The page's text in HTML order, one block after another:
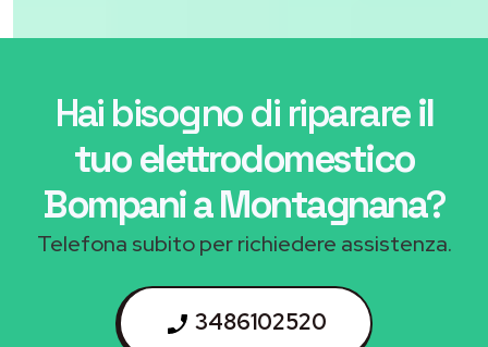
Hai bisogno di riparareil
tuo elettrodomestico
Bompani a Montagnana?
Telefona subito per richiedere assistenza.
3486102520